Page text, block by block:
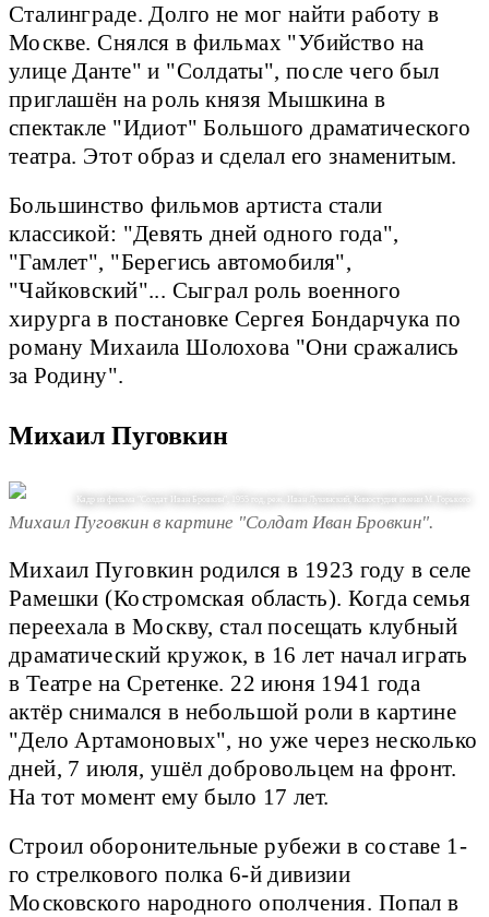
Сталинграде. Долго не мог найти работу в
Москве. Снялся в фильмах "Убийство на
улице Данте" и "Солдаты", после чего был
приглашён на роль князя Мышкина в
спектакле "Идиот" Большого драматического
театра. Этот образ и сделал его знаменитым.
Большинство фильмов артиста стали
классикой: "Девять дней одного года",
"Гамлет", "Берегись автомобиля",
"Чайковский"... Сыграл роль военного
хирурга в постановке Сергея Бондарчука по
роману Михаила Шолохова "Они сражались
за Родину".
Михаил Пуговкин
Кадр из фильма "Солдат Иван Бровкин", 1955 год, реж. Иван Лукинский, Киностудия имени М. Горького
Михаил Пуговкин в картине "Солдат Иван Бровкин".
Михаил Пуговкин родился в 1923 году в селе
Рамешки (Костромская область). Когда семья
переехала в Москву, стал посещать клубный
драматический кружок, в 16 лет начал играть
в Театре на Сретенке. 22 июня 1941 года
актёр снимался в небольшой роли в картине
"Дело Артамоновых", но уже через несколько
дней, 7 июля, ушёл добровольцем на фронт.
На тот момент ему было 17 лет.
Строил оборонительные рубежи в составе 1-
го стрелкового полка 6-й дивизии
Московского народного ополчения. Попал в